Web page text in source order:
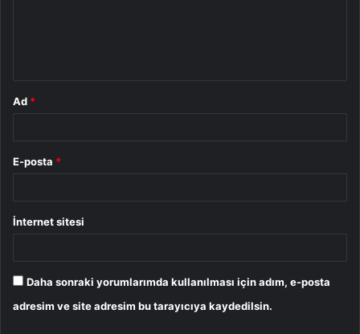
Ad *
E-posta *
İnternet sitesi
Daha sonraki yorumlarımda kullanılması için adım, e-posta
adresim ve site adresim bu tarayıcıya kaydedilsin.